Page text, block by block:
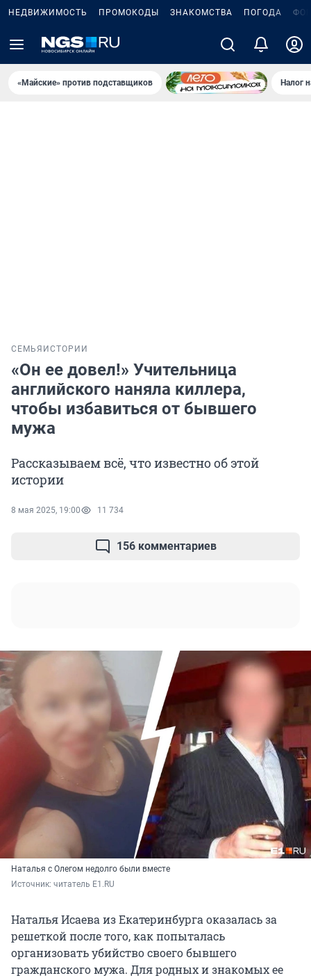
НЕДВИЖИМОСТЬ ПРОМОКОДЫ ЗНАКОМСТВА ПОГОДА
«Майские» против подставщиков Налог
СЕМЬЯ ИСТОРИИ
«Он ее довел!» Учительница
английского наняла киллера,
чтобы избавиться от бывшего
мужа
Рассказываем всё, что известно об этой
истории
8 мая 2025, 19:00 11 734
156 комментариев
Наталья с Олегом недолго были вместе
Источник: читатель E1.RU
Наталья Исаева из Екатеринбурга оказалась за
решеткой после того, как попыталась
организовать убийство своего бывшего
гражданского мужа. Для родных и знакомых ее